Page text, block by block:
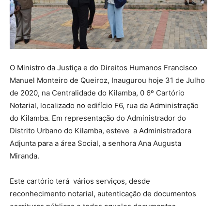
O Ministro da Justiça e do Direitos Humanos Francisco
Manuel Monteiro de Queiroz, Inaugurou hoje 31 de Julho
de 2020, na Centralidade do Kilamba, 0 6º Cartório
Notarial, localizado no edifício F6, rua da Administração
do Kilamba. Em representação do Administrador do
Distrito Urbano do Kilamba, esteve a Administradora
Adjunta para a área Social, a senhora Ana Augusta
Miranda.
Este cartório terá vários serviços, desde
reconhecimento notarial, autenticação de documentos